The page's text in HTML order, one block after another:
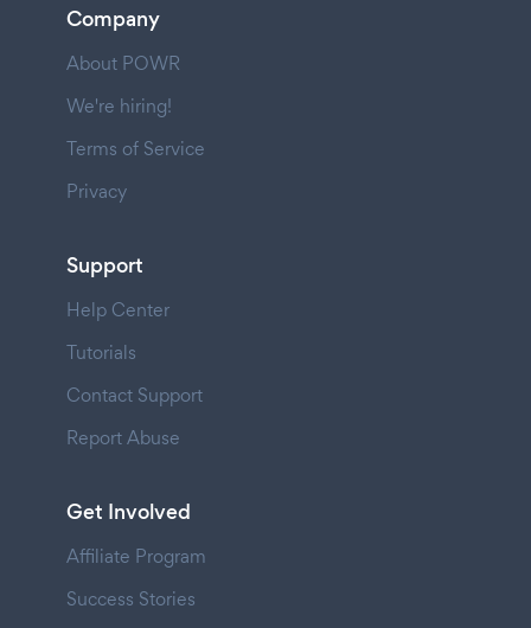
Company
About POWR
We're hiring!
Terms of Service
Privacy
Support
Help Center
Tutorials
Contact Support
Report Abuse
Get Involved
Affiliate Program
Success Stories